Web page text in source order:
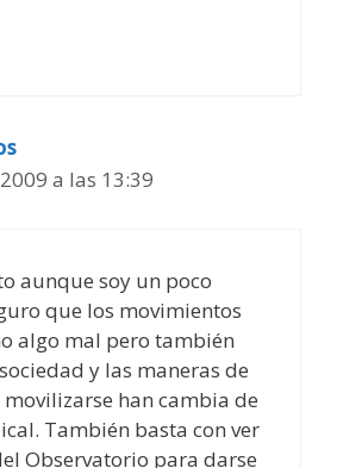
a las 13:39
aunque soy un poco
que los movimientos
algo mal pero también
y las maneras de
han cambia de
También basta con ver
Observatorio para darse